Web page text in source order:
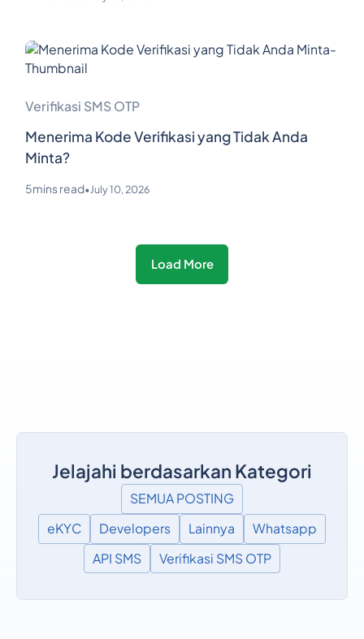
Verifikasi SMS OTP
Menerima Kode Verifikasi yang Tidak Anda
Minta?
5mins read•July 10, 2026
Load More
Jelajahi berdasarkan Kategori
SEMUA POSTING
eKYC
Developers Lainnya
Whatsapp
API SMS
Verifikasi SMS OTP